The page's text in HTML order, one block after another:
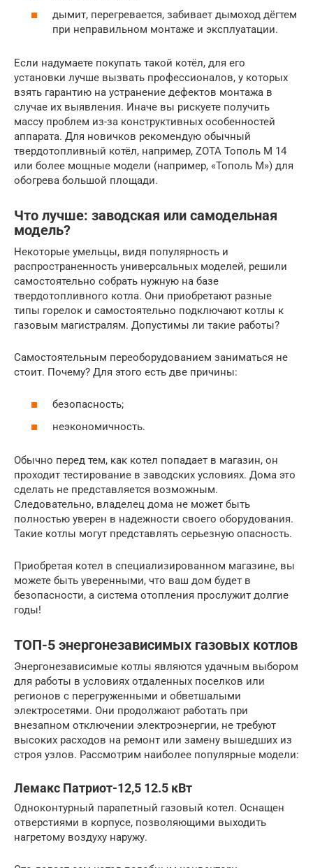
дымит, перегревается, забивает дымоход дёгтем
при неправильном монтаже и эксплуатации.
Если надумаете покупать такой котёл, для его
установки лучше вызвать профессионалов, у которых
взять гарантию на устранение дефектов монтажа в
случае их выявления. Иначе вы рискуете получить
массу проблем из-за конструктивных особенностей
аппарата. Для новичков рекомендую обычный
твердотопливный котёл, например, ZOTA Тополь М 14
или более мощные модели (например, «Тополь М») для
обогрева большой площади.
Что лучше: заводская или самодельная
модель?
Некоторые умельцы, видя популярность и
распространенность универсальных моделей, решили
самостоятельно собрать нужную на базе
твердотопливного котла. Они приобретают разные
типы горелок и самостоятельно подключают котлы к
газовым магистралям. Допустимы ли такие работы?
Самостоятельным переоборудованием заниматься не
стоит. Почему? Для этого есть две причины:
безопасность;
неэкономичность.
Обычно перед тем, как котел попадает в магазин, он
проходит тестирование в заводских условиях. Дома это
сделать не представляется возможным.
Следовательно, владелец дома не может быть
полностью уверен в надежности своего оборудования.
Такие котлы могут представлять серьезную опасность.
Приобретая котел в специализированном магазине, вы
можете быть уверенными, что ваш дом будет в
безопасности, а система отопления прослужит долгие
годы!
ТОП-5 энергонезависимых газовых котлов
Энергонезависимые котлы являются удачным выбором
для работы в условиях отдаленных поселков или
регионов с перегруженными и обветшалыми
электросетями. Они продолжают работать при
внезапном отключении электроэнергии, не требуют
высоких расходов на ремонт или замену вышедших из
строя узлов. Рассмотрим наиболее популярные модели:
Лемакс Патриот-12,5 12.5 кВт
Одноконтурный парапетный газовый котел. Оснащен
отверстиями в корпусе, позволяющими выходить
нагретому воздуху наружу.